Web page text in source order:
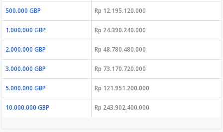
500.000 GBP Rp 12.195.120.000
1.000.000 GBP Rp 24.390.240.000
2.000.000 GBP Rp 48.780.480.000
3.000.000 GBP Rp 73.170.720.000
5.000.000 GBP Rp 121.951.200.000
10.000.000 GBP Rp 243.902.400.000